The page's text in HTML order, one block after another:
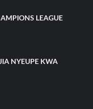
LEAGUE
NYEUPE KWA